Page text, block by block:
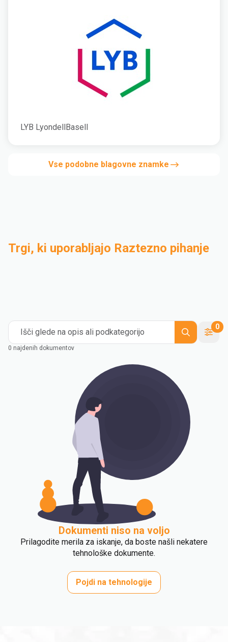
LYB LyondellBasell
Vse podobne blagovne znamke
Trgi, ki uporabljajo Raztezno pihanje
Išči glede na opis ali podkategorijo
0
0 najdenih dokumentov
Dokumenti niso na voljo
Prilagodite merila za iskanje, da boste našli nekatere
tehnološke dokumente.
Pojdi na tehnologije